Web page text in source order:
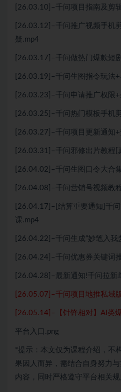
[26.03.10]–千问项目指南及剪
[26.03.12]–千问推广视频手机
疑.mp4
[26.03.17]–千问做热门爆款短
[26.03.19]–千问生图指令玩法
[26.03.23]–千问申请推广权限
[26.03.25]–千问热门模板手机
[26.03.27]–千问项目更新通知
[26.03.31]–千问邪修出片教程[
[26.04.02]–千问生图口令大合
[26.04.08]–千问营销号视频教
[26.04.17]–[结算重要通知]千
课.mp4
[26.04.22]–千问生成“妙笔入我
[26.04.24]–千问优惠券关键词
[26.04.28]–最新通知!千问拉新
[26.05.07]–千问项目地推私域
[26.05.14]–【针锋相对】AI类
平台入口.png
*提示：本文仅为课程介绍，不
果因人而异，需结合自身努力
内容，同时严格遵守平台相关